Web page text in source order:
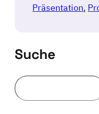
Präsentation,
Suche